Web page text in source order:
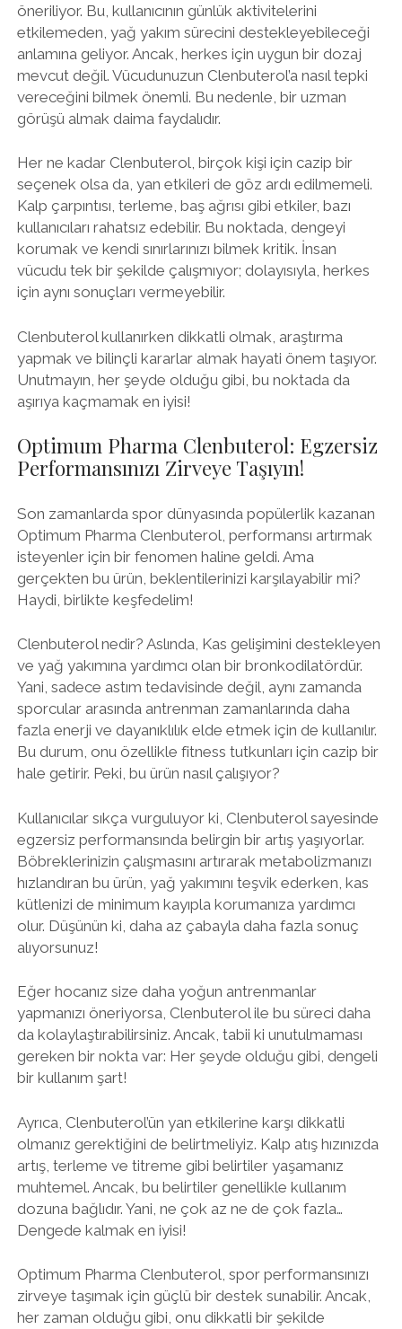
öneriliyor. Bu, kullanıcının günlük aktivitelerini
etkilemeden, yağ yakım sürecini destekleyebileceği
anlamına geliyor. Ancak, herkes için uygun bir dozaj
mevcut değil. Vücudunuzun Clenbuterol’a nasıl tepki
vereceğini bilmek önemli. Bu nedenle, bir uzman
görüşü almak daima faydalıdır.
Her ne kadar Clenbuterol, birçok kişi için cazip bir
seçenek olsa da, yan etkileri de göz ardı edilmemeli.
Kalp çarpıntısı, terleme, baş ağrısı gibi etkiler, bazı
kullanıcıları rahatsız edebilir. Bu noktada, dengeyi
korumak ve kendi sınırlarınızı bilmek kritik. İnsan
vücudu tek bir şekilde çalışmıyor; dolayısıyla, herkes
için aynı sonuçları vermeyebilir.
Clenbuterol kullanırken dikkatli olmak, araştırma
yapmak ve bilinçli kararlar almak hayati önem taşıyor.
Unutmayın, her şeyde olduğu gibi, bu noktada da
aşırıya kaçmamak en iyisi!
Optimum Pharma Clenbuterol: Egzersiz
Performansınızı Zirveye Taşıyın!
Son zamanlarda spor dünyasında popülerlik kazanan
Optimum Pharma Clenbuterol, performansı artırmak
isteyenler için bir fenomen haline geldi. Ama
gerçekten bu ürün, beklentilerinizi karşılayabilir mi?
Haydi, birlikte keşfedelim!
Clenbuterol nedir? Aslında, Kas gelişimini destekleyen
ve yağ yakımına yardımcı olan bir bronkodilatördür.
Yani, sadece astım tedavisinde değil, aynı zamanda
sporcular arasında antrenman zamanlarında daha
fazla enerji ve dayanıklılık elde etmek için de kullanılır.
Bu durum, onu özellikle fitness tutkunları için cazip bir
hale getirir. Peki, bu ürün nasıl çalışıyor?
Kullanıcılar sıkça vurguluyor ki, Clenbuterol sayesinde
egzersiz performansında belirgin bir artış yaşıyorlar.
Böbreklerinizin çalışmasını artırarak metabolizmanızı
hızlandıran bu ürün, yağ yakımını teşvik ederken, kas
kütlenizi de minimum kayıpla korumanıza yardımcı
olur. Düşünün ki, daha az çabayla daha fazla sonuç
alıyorsunuz!
Eğer hocanız size daha yoğun antrenmanlar
yapmanızı öneriyorsa, Clenbuterol ile bu süreci daha
da kolaylaştırabilirsiniz. Ancak, tabii ki unutulmaması
gereken bir nokta var: Her şeyde olduğu gibi, dengeli
bir kullanım şart!
Ayrıca, Clenbuterol’ün yan etkilerine karşı dikkatli
olmanız gerektiğini de belirtmeliyiz. Kalp atış hızınızda
artış, terleme ve titreme gibi belirtiler yaşamanız
muhtemel. Ancak, bu belirtiler genellikle kullanım
dozuna bağlıdır. Yani, ne çok az ne de çok fazla…
Dengede kalmak en iyisi!
Optimum Pharma Clenbuterol, spor performansınızı
zirveye taşımak için güçlü bir destek sunabilir. Ancak,
her zaman olduğu gibi, onu dikkatli bir şekilde